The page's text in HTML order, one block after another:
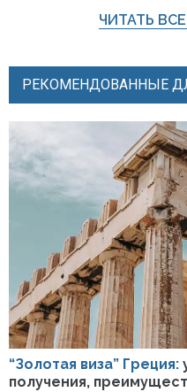
ЧИТАТЬ
РЕКОМЕНДОВАННЫЕ
“Золотая виза” Греция:
получения,